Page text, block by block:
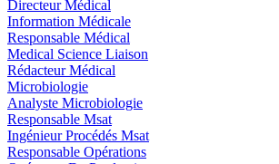
Directeur Médical
Information Médicale
Responsable Médical
Medical Science Liaison
Rédacteur Médical
Microbiologie
Analyste Microbiologie
Responsable Msat
Ingénieur Procédés Msat
Responsable Opérations